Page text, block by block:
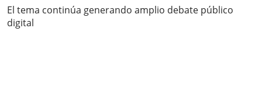
El tema continúa generando amplio debate público
digital